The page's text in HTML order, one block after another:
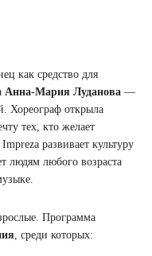
как средство для
Анна-Мария Луданова —
Хореограф открыла
тех, кто желает
Impreza развивает культуру
людям любого возраста
Программа
, среди которых: